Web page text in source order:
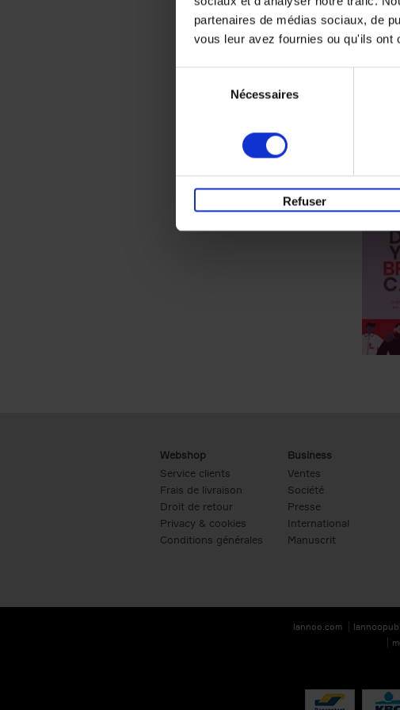
partenaires de médias sociaux, de
vous leur avez fournies ou qu'ils
Nécessaires
Refuser
Webshop
Service clients
Frais de livraison
Droit de retour
Privacy & cookies
Conditions générales
Business
Ventes
Société
Presse
International
Manuscrit
lannoo.com